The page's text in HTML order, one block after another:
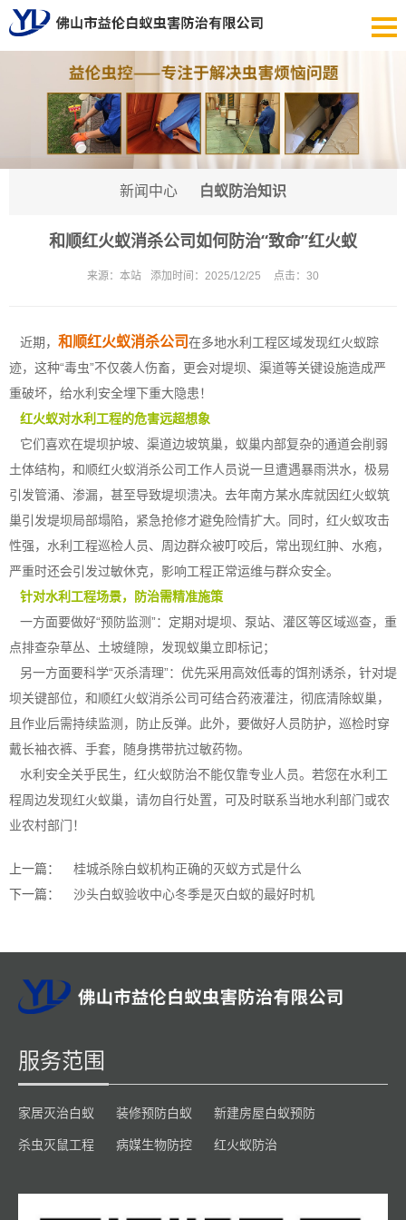
新闻中心 白蚁防治知识
和顺红火蚁消杀公司如何防治“致命”红火蚁
来源： 本站 添加时间： 2025/12/25 点击： 30
近期， 和顺红火蚁消杀公司在多地水利工程区域发现红火蚁踪
迹，这种“毒虫”不仅袭人伤畜，更会对堤坝、渠道等关键设施造成严
重破坏，给水利安全埋下重大隐患！
红火蚁对水利工程的危害远超想象
它们喜欢在堤坝护坡、渠道边坡筑巢，蚁巢内部复杂的通道会削弱
土体结构，和顺红火蚁消杀公司工作人员说一旦遭遇暴雨洪水，极易
引发管涌、渗漏，甚至导致堤坝溃决。去年南方某水库就因红火蚁筑
巢引发堤坝局部塌陷，紧急抢修才避免险情扩大。同时，红火蚁攻击
性强，水利工程巡检人员、周边群众被叮咬后，常出现红肿、水疱，
严重时还会引发过敏休克，影响工程正常运维与群众安全。
针对水利工程场景，防治需精准施策
一方面要做好“预防监测”：定期对堤坝、泵站、灌区等区域巡查，重
点排查杂草丛、土坡缝隙，发现蚁巢立即标记；
另一方面要科学“灭杀清理”：优先采用高效低毒的饵剂诱杀，针对堤
坝关键部位，和顺红火蚁消杀公司可结合药液灌注，彻底清除蚁巢，
且作业后需持续监测，防止反弹。此外，要做好人员防护，巡检时穿
戴长袖衣裤、手套，随身携带抗过敏药物。
水利安全关乎民生，红火蚁防治不能仅靠专业人员。若您在水利工
程周边发现红火蚁巢，请勿自行处置，可及时联系当地水利部门或农
业农村部门！
上一篇：
桂城杀除白蚁机构正确的灭蚁方式是什么
下一篇：
沙头白蚁验收中心冬季是灭白蚁的最好时机
服务范围
家居灭治白蚁 装修预防白蚁 新建房屋白蚁预防
杀虫灭鼠工程 病媒生物防控 红火蚁防治